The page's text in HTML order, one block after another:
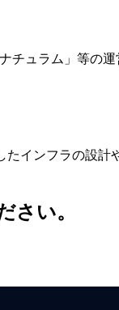
ュラム」等の
インフラの設
い。